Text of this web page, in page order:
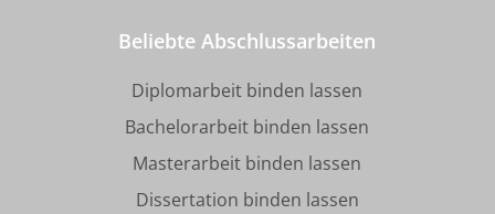
Beliebte Abschlussarbeiten
Diplomarbeit binden lassen
Bachelorarbeit binden lassen
Masterarbeit binden lassen
Dissertation binden lassen